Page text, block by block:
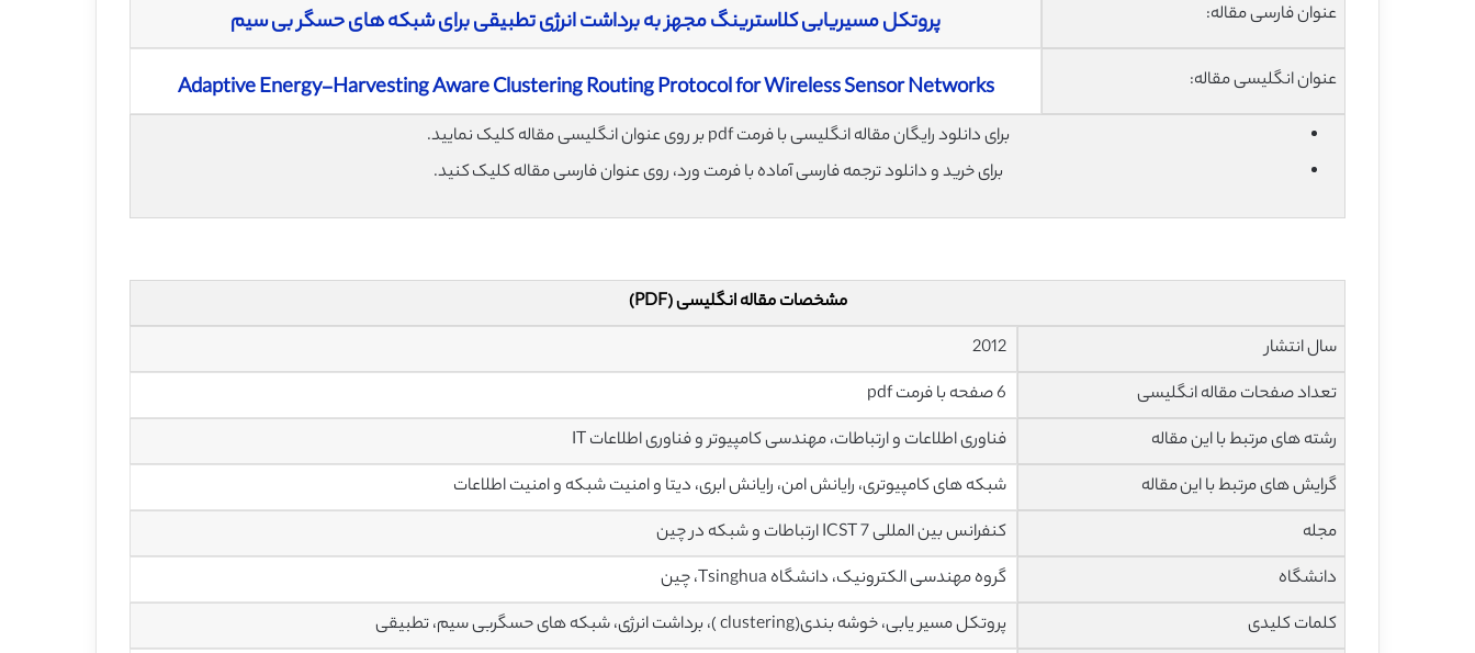
عنوان فارسی مقاله: پروتکل مسیریابی کلاسترینگ مجهز به برداشت انرژی تطبیقی برای شبکه های حسگر بی سیم
عنوان انگلیسی مقاله: Adaptive Energy-Harvesting Aware Clustering Routing Protocol for Wireless Sensor Networks
برای دانلود رایگان مقاله انگلیسی با فرمت pdf بر روی عنوان انگلیسی مقاله کلیک نمایید.
برای خرید و دانلود ترجمه فارسی آماده با فرمت ورد، روی عنوان فارسی مقاله کلیک کنید.
مشخصات مقاله انگلیسی (PDF)
سال انتشار
تعداد صفحات مقاله انگلیسی
رشته های مرتبط با این مقاله
فناوری اطلاعات و ارتباطات، مهندسی کامپیوتر و فناوری اطلاعات IT
گرایش های مرتبط با این مقاله
شبکه های کامپیوتری، رایانش امن، رایانش ابری، دیتا و امنیت شبکه و امنیت اطلاعات
مجله
کنفرانس بین المللی 7 ICST ارتباطات و شبکه در چین
دانشگاه
گروه مهندسی الکترونیک، دانشگاه Tsinghua، چین
کلمات کلیدی
پروتکل مسیر یابی، خوشه بندی(clustering )، برداشت انرژی، شبکه های حسگربی سیم، تطبیقی